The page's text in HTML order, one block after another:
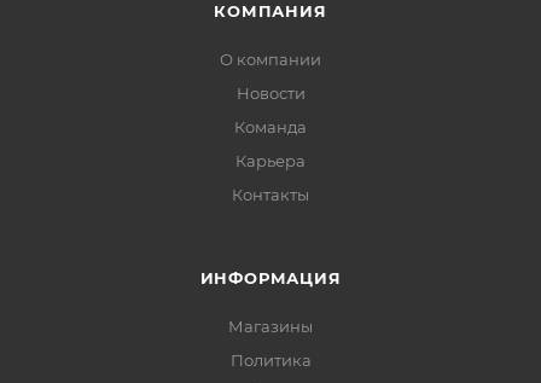
КОМПАНИЯ
О компании
Новости
Команда
Карьера
Контакты
ИНФОРМАЦИЯ
Магазины
Политика